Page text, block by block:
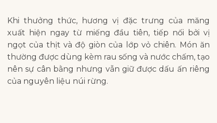
Khi thưởng thức, hương vị đặc trưng của măng
xuất hiện ngay từ miếng đầu tiên, tiếp nối bởi vị
ngọt của thịt và độ giòn của lớp vỏ chiên. Món ăn
thường được dùng kèm rau sống và nước chấm, tạo
nên sự cân bằng nhưng vẫn giữ được dấu ấn riêng
của nguyên liệu núi rừng.